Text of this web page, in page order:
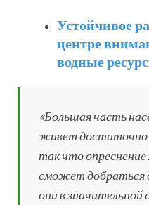
Устойчивое
центре
водные
«Большая часть
живет достаточно
так что опреснение
сможет добраться
они в значительной